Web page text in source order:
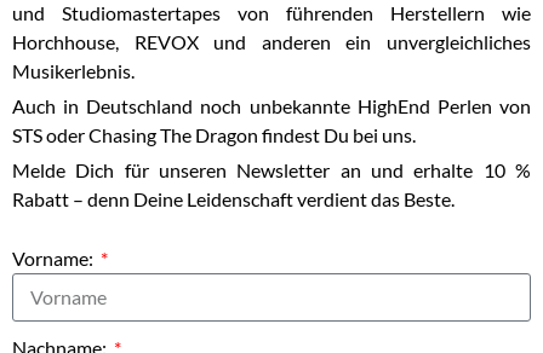
und Studiomastertapes von führenden Herstellern wie
Horchhouse, REVOX und anderen ein unvergleichliches
Musikerlebnis.
Auch in Deutschland noch unbekannte HighEnd Perlen von
STS oder Chasing The Dragon findest Du bei uns.
Melde Dich für unseren Newsletter an und erhalte 10 %
Rabatt – denn Deine Leidenschaft verdient das Beste.
Vorname:
Nachname: